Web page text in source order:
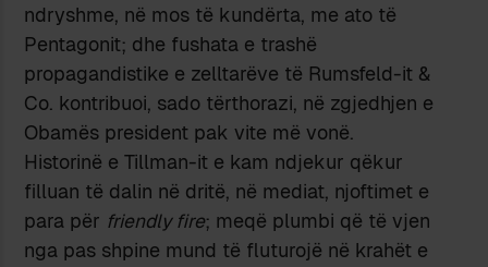
ndryshme, në mos të kundërta, me ato të
Pentagonit; dhe fushata e trashë
propagandistike e zelltarëve të Rumsfeld-it &
Co. kontribuoi, sado tërthorazi, në zgjedhjen e
Obamës president pak vite më vonë.
Historinë e Tillman-it e kam ndjekur qëkur
filluan të dalin në dritë, në mediat, njoftimet e
para për friendly fire; meqë plumbi që të vjen
nga pas shpine mund të fluturojë në krahët e